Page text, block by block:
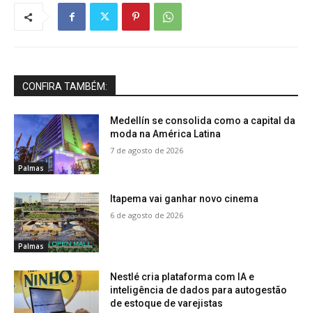
CONFIRA TAMBÉM:
Palmas
Medellín se consolida como a capital da
moda na América Latina
7 de agosto de 2026
Palmas
Itapema vai ganhar novo cinema
6 de agosto de 2026
Nestlé cria plataforma com IA e
inteligência de dados para autogestão
de estoque de varejistas